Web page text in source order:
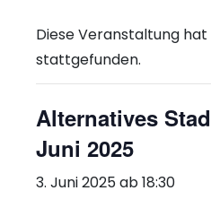
Diese Veranstaltung
stattgefunden.
Alternatives
Juni 2025
3. Juni 2025 ab 18:30